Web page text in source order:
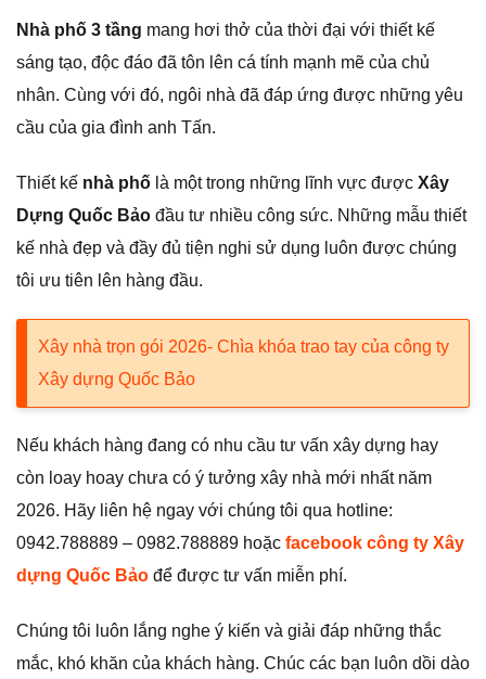
Nhà phố 3 tầng mang hơi thở của thời đại với thiết kế
sáng tạo, độc đáo đã tôn lên cá tính mạnh mẽ của chủ
nhân. Cùng với đó, ngôi nhà đã đáp ứng được những yêu
cầu của gia đình anh Tấn.
Thiết kế nhà phố là một trong những lĩnh vực được Xây
Dựng Quốc Bảo đầu tư nhiều công sức. Những mẫu thiết
kế nhà đẹp và đầy đủ tiện nghi sử dụng luôn được chúng
tôi ưu tiên lên hàng đầu.
Xây nhà trọn gói 2026- Chìa khóa trao tay của công ty
Xây dựng Quốc Bảo
Nếu khách hàng đang có nhu cầu tư vấn xây dựng hay
còn loay hoay chưa có ý tưởng xây nhà mới nhất năm
2026. Hãy liên hệ ngay với chúng tôi qua hotline:
0942.788889 – 0982.788889 hoặc facebook công ty Xây
dựng Quốc Bảo để được tư vấn miễn phí.
Chúng tôi luôn lắng nghe ý kiến và giải đáp những thắc
mắc, khó khăn của khách hàng. Chúc các bạn luôn dồi dào